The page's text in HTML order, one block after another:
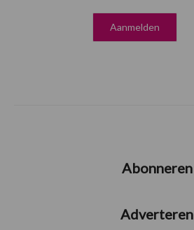
Abonneren
Adverteren